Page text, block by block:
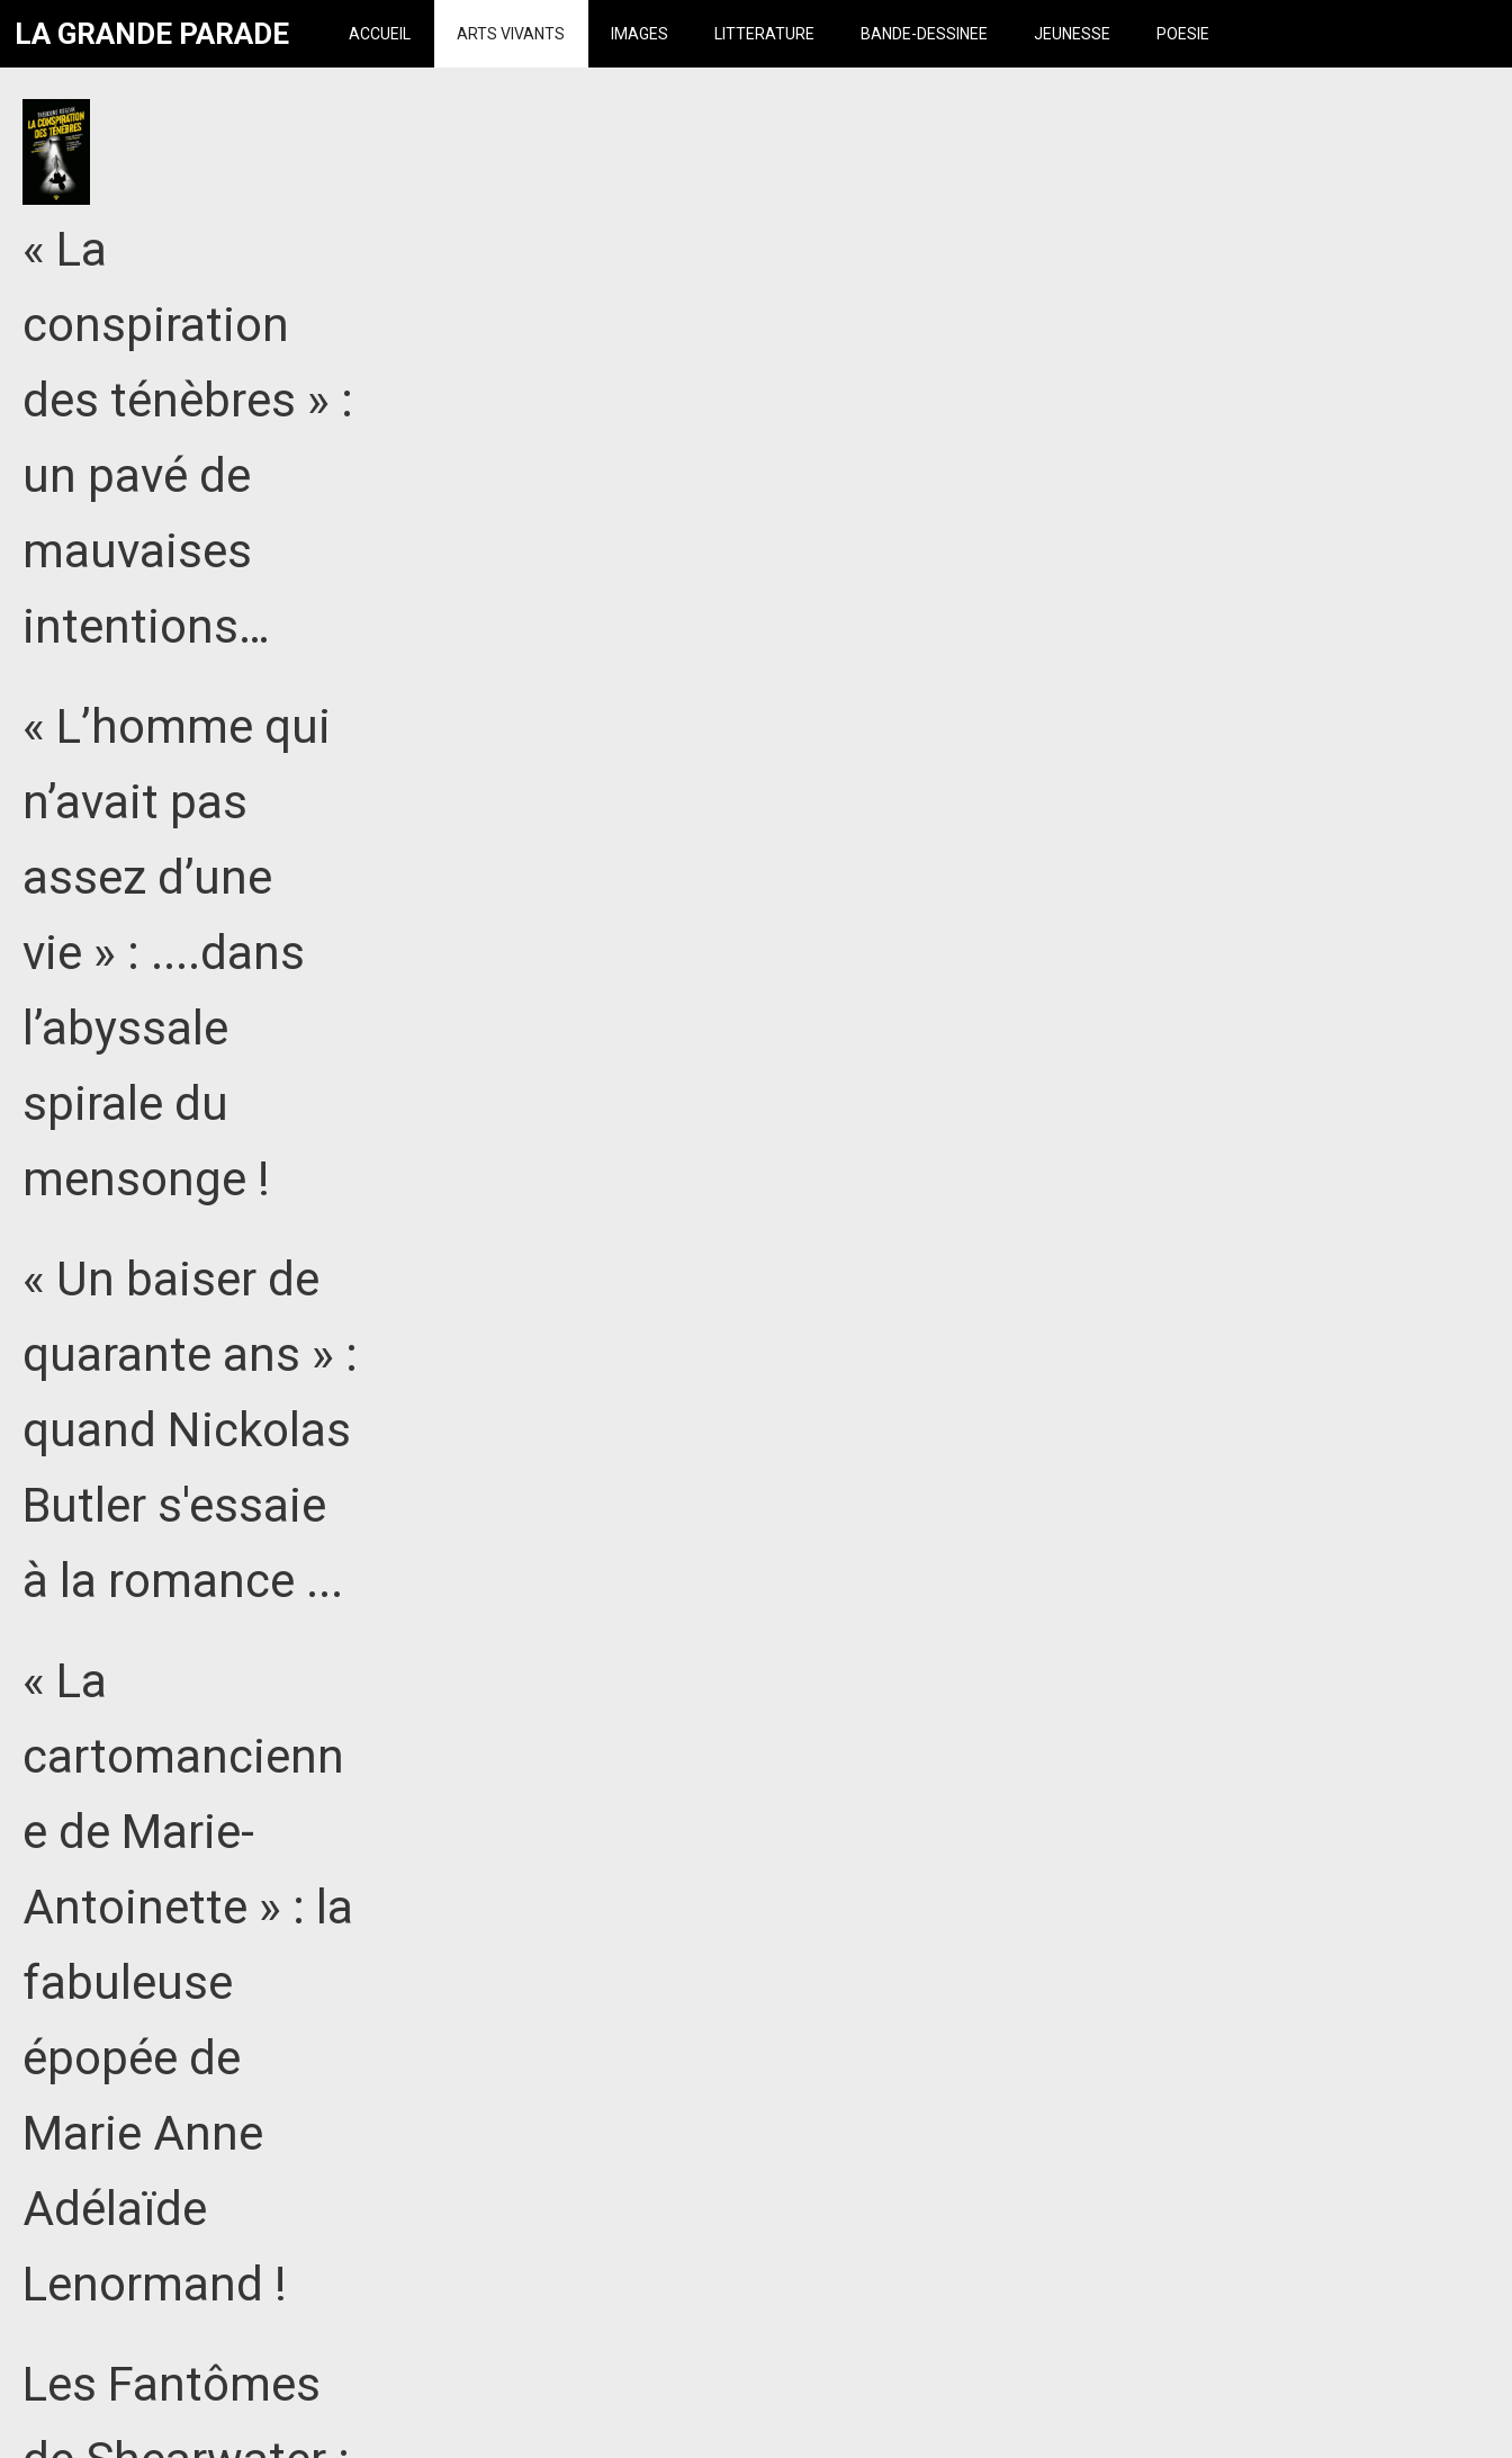
LA GRANDE PARADE ACCUEIL ARTS VIVANTS IMAGES LITTERATURE BANDE-DESSINEE JEUNESSE POESIE
« La
conspiration
des ténèbres » :
un pavé de
mauvaises
intentions…
« L’homme qui
n’avait pas
assez d’une
vie » : ....dans
l’abyssale
spirale du
mensonge !
« Un baiser de
quarante ans » :
quand Nickolas
Butler s'essaie
à la romance ...
« La
cartomancienn
e de Marie-
Antoinette » : la
fabuleuse
épopée de
Marie Anne
Adélaïde
Lenormand !
Les Fantômes